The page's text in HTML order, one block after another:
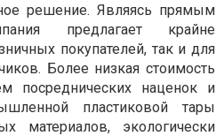
решение. Являясь прямым
предлагает крайне
покупателей, так и для
Более низкая стоимость
посреднических наценок и
пластиковой тары
материалов, экологически